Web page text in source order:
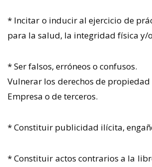
* Incitar o inducir al ejercicio de
para la salud, la integridad física y/
* Ser falsos, erróneos o confusos.
Vulnerar los derechos de
Empresa o de terceros.
* Constituir publicidad ilícita,
* Constituir actos contrarios a la